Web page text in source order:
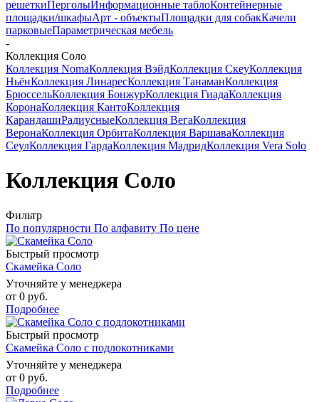
решеткиПерголыИнформационные таблоКонтейнерные
площадки/шкафыАрт - объектыПлощадки для собакКачели
парковыеПараметрическая мебель
-
Коллекция Соло
Коллекция NomaКоллекция ВэйдКоллекция СкеуКоллекция
НьёнКоллекция ЛинаресКоллекция ТанаманКоллекция
БрюссельКоллекция БонжурКоллекция ГиадаКоллекция
КоронаКоллекция КантоКоллекция
КарандашиРадиусныеКоллекция ВегаКоллекция
ВеронаКоллекция ОрбитаКоллекция ВаршаваКоллекция
СеулКоллекция ГардаКоллекция МадридКоллекция Vera Solo
Коллекция Соло
Фильтр
По популярности По алфавиту По цене
Быстрый просмотр
Скамейка Соло
Уточняйте у менеджера
от 0 руб.
Подробнее
Быстрый просмотр
Скамейка Соло с подлокотниками
Уточняйте у менеджера
от 0 руб.
Подробнее